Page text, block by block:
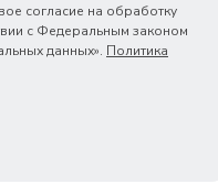
согласие на обработку
с Федеральным законом
данных». Политика